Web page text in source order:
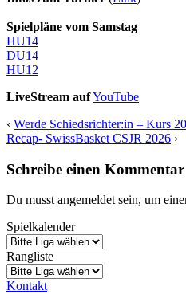
Spielpläne vom Samstag
HU14
DU14
HU12
LiveStream aufYouTube
‹ Werde Schiedsrichter:in – Kurs
Recap- SwissBasket CSJR 2026 ›
Schreibe einen Kommentar
Du musst angemeldet sein, um
Spielkalender
Rangliste
Kontakt